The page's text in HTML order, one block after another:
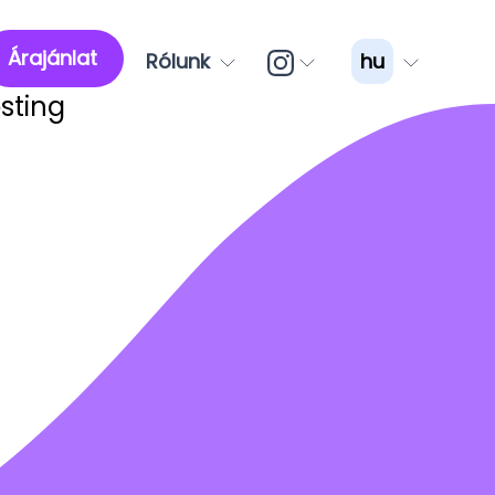
Árajánlat Rólunk hu